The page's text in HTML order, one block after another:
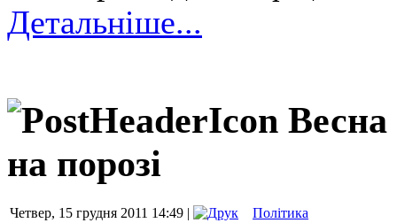
Детальніше...
Весна
на порозі
Четвер, 15 грудня 2011 14:49 | Політика